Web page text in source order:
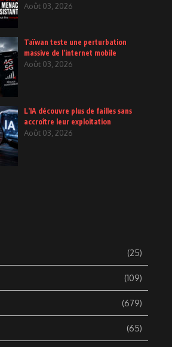
Août 03, 2026
Taïwan teste une perturbation
massive de l’internet mobile
Août 03, 2026
L’IA découvre plus de failles sans
accroître leur exploitation
Août 03, 2026
(25)
(109)
(679)
(65)